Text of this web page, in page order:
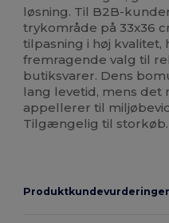
løsning. Til B2B-
trykområde på 33x36
tilpasning i høj
fremragende valg til
butiksvarer. Dens
lang levetid, mens det
appellerer til
Tilgængelig til storkøb.
Produktkundevurderinger